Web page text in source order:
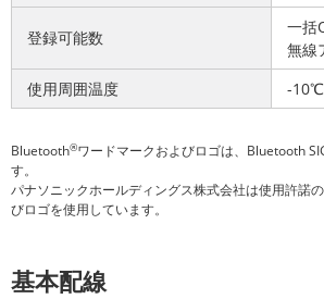
登録可能数
一括
無線
使用周囲温度
-
Bluetooth®ワードマークおよびロゴは、Bluetooth
す。
パナソニックホールディングス株式会社は使用許諾
びロゴを使用しています。
基本配線